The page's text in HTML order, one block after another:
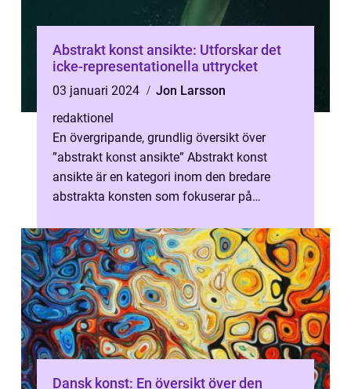
Abstrakt konst ansikte: Utforskar det
icke-representationella uttrycket
03 januari 2024
Jon Larsson
redaktionel
En övergripande, grundlig översikt över
”abstrakt konst ansikte” Abstrakt konst
ansikte är en kategori inom den bredare
abstrakta konsten som fokuserar på
Dansk konst: En översikt över den